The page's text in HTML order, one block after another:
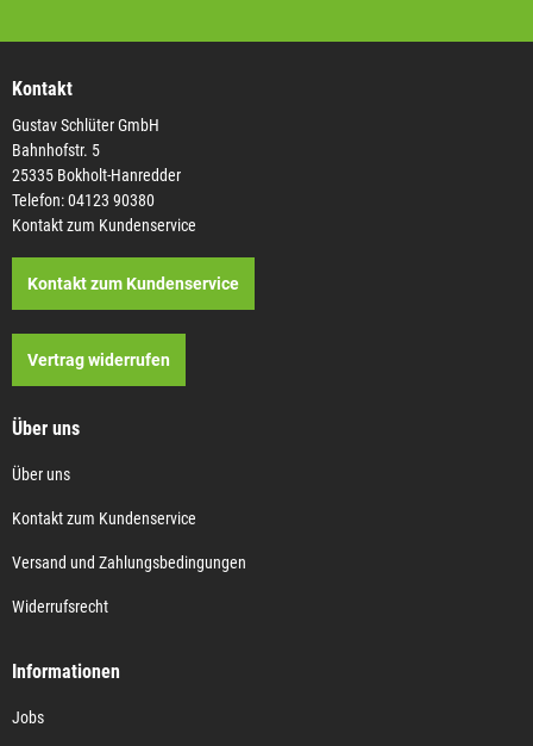
Kontakt
Gustav Schlüter GmbH
Bahnhofstr. 5
25335 Bokholt-Hanredder
Telefon: 04123 90380
Kontakt zum Kundenservice
Kontakt zum Kundenservice
Vertrag widerrufen
Über uns
Über uns
Kontakt zum Kundenservice
Versand und Zahlungsbedingungen
Widerrufsrecht
Informationen
Jobs